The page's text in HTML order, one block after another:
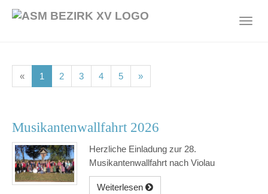
« 1 (current)
2(current)
3(current)
4(current)
5(current)
»
Musikantenwallfahrt 2026
Herzliche Einladung zur 28.
Musikantenwallfahrt nach Violau
Weiterlesen